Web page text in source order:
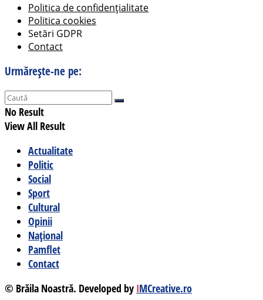
Politica de confidențialitate
Politica cookies
Setări GDPR
Contact
Urmărește-ne pe:
No Result
View All Result
Actualitate
Politic
Social
Sport
Cultural
Opinii
Național
Pamflet
Contact
© Brăila Noastră. Developed by IMCreative.ro